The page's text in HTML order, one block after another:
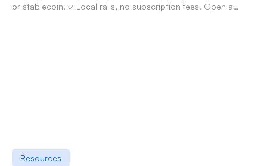
or stablecoin. ✓ Local rails, no subscription fees. Open a
Resources